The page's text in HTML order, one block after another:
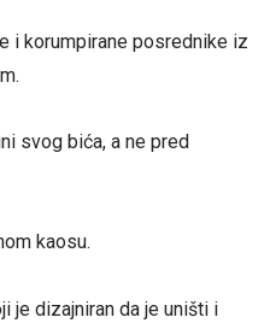
i korumpirane posrednike iz
svog bića, a ne pred
kaosu.
je dizajniran da je uništi i